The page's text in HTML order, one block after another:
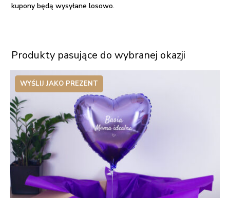
kupony będą wysyłane losowo.
Produkty pasujące do wybranej okazji
WYŚLIJ JAKO PREZENT